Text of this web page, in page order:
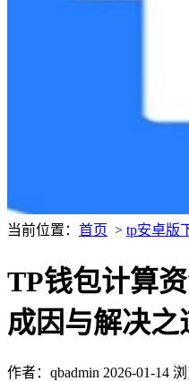
当前位置： 首页 > tp安卓版
TP钱包计算
成因与解决之
作者：qbadmin 2026-01-14